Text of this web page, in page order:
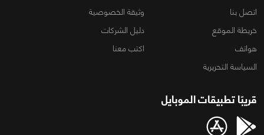
اتصل بنا
وثيقة الخصوصية
خريطة الموقع
دليل الشركات
هواتف
اكتب معنا
السياسة التحريرية
قريبًا تطبيقات الموبايل